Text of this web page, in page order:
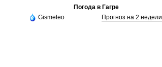
Погода в Гагре
Gismeteo
Прогноз на 2 недели